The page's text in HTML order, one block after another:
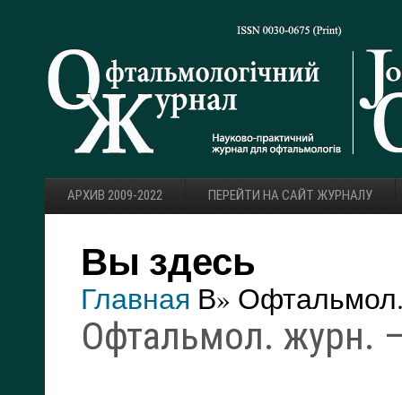
АРХИВ 2009-2022 ПЕРЕЙТИ НА САЙТ ЖУРНАЛУ
Вы здесь
Главная В»
Офтальмол. журн.